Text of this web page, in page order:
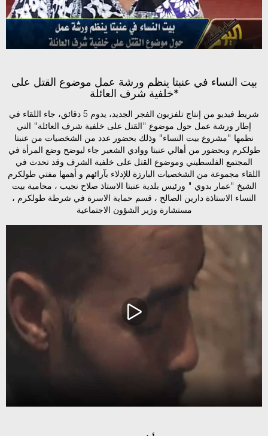
بيت النساء في عنبتا ينظم ورشة عمل موضوع القتل على
خلفية شرف العائلة*
شريط فيديو من إنتاج تلفزيون الفجر الجديد، يدوم 5 دقائق، جاء اللقاء في
إطار ورشة عمل حول موضوع "القتل على خلفية شرف العائلة" الني
نظمها "مشروع بيت النساء" وذلك بحضور عدد من الشخصيات من عنبتا
طولكرم وبحضور من أهالي عنبتا ووادي الشعير جاء ليوضح وضع المرأة في
المجتمع الفلسطيني وموضوع القتل على خلفية الشرف وقد تحدث في
اللقاء مجموعة من الشخصيات البارزة للإدلاء بآرائهم و أهمها مفتي طولكرم
الشيخ "عمار بدوي " ورئيس بلدية عنبتا الاستاذ صلاح نجيب ، محامية بيت
النساء الاستاذة دارين الصالح ، قسم حماية الاسرة في شرطة طولكرم ،
مستشارة وزير الشؤون الاجتماعية